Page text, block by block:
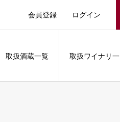
会員登録 ログイン
取扱酒蔵一覧 取扱ワイナリ